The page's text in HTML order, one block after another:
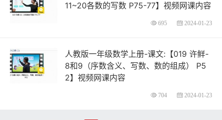
11~20各数的写数 P75-77】视频网课内容
695 2024-01-23
人教版一年级数学上册-课文:【019 许鲜-
8和9（序数含义、写数、数的组成） P5
2】视频网课内容
704 2024-01-23